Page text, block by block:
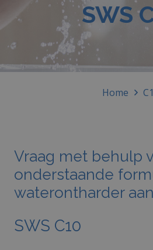
SWS
Home
Vraag met behulp
onderstaande
waterontharder
SWS C10